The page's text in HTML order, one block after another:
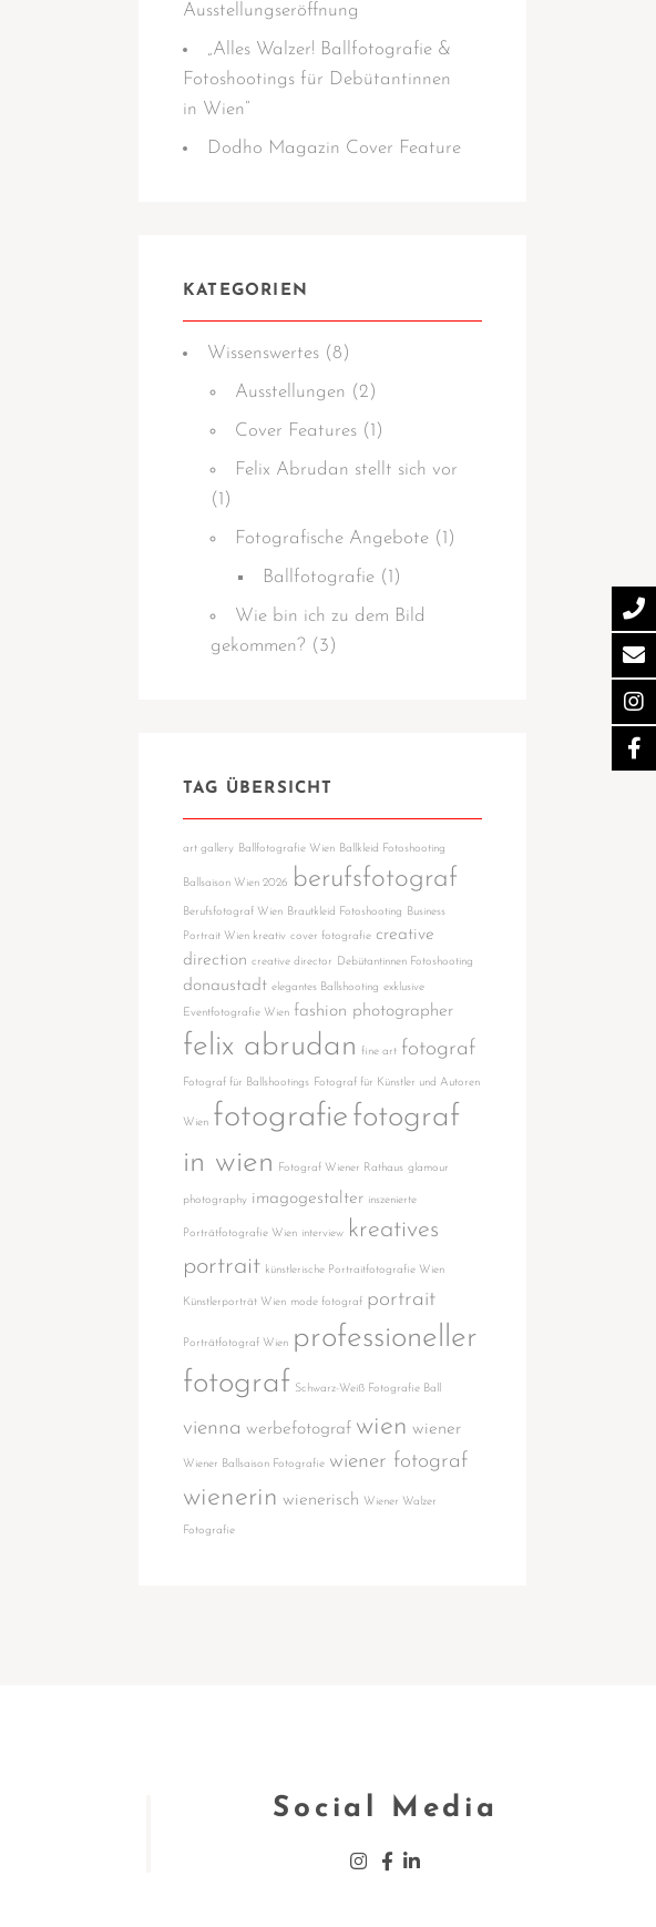
Ausstellungseröffnung
„Alles Walzer! Ballfotografie &
Fotoshootings für Debütantinnen
in Wien“
Dodho Magazin Cover Feature
KATEGORIEN
Wissens­­wertes (8)
Ausstellungen (2)
Cover Features (1)
Felix Abrudan stellt sich vor
(1)
Fotografische Angebote (1)
Ballfotografie (1)
Wie bin ich zu dem Bild
gekommen? (3)
TAG ÜBERSICHT
art gallery Ballfotografie Wien Ballkleid Fotoshooting
Ballsaison Wien 2026 berufsfotograf
Berufsfotograf Wien Brautkleid Fotoshooting
Business
Portrait Wien kreativ cover fotografie creative
direction creative director Debütantinnen Fotoshooting
donaustadt elegantes Ballshooting exklusive
Eventfotografie Wien fashion photographer
felix abrudan fine art fotograf
Fotograf für Ballshootings Fotograf für Künstler und Autoren
Wien fotografie fotograf
in wien
Fotograf Wiener Rathaus glamour
photography imagogestalter inszenierte
Porträtfotografie Wien interview kreatives
portrait künstlerische Portraitfotografie Wien
Künstlerporträt Wien mode fotograf portrait
Porträtfotograf Wien professioneller
fotograf Schwarz-Weiß Fotografie Ball
vienna werbefotograf wien wiener
Wiener Ballsaison Fotografie wiener fotograf
wienerin wienerisch Wiener Walzer
Fotografie
Social Media
Insta­gram
Face­book